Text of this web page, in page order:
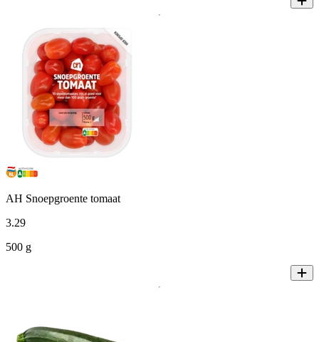
AH Snoepgroente tomaat
3.29
500 g